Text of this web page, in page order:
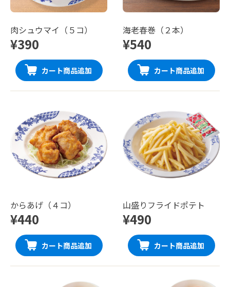
肉シュウマイ（５コ）
¥390
カート商品追加
海老春巻（２本）
¥540
カート商品追加
からあげ（４コ）
¥440
カート商品追加
山盛りフライドポテト
¥490
カート商品追加